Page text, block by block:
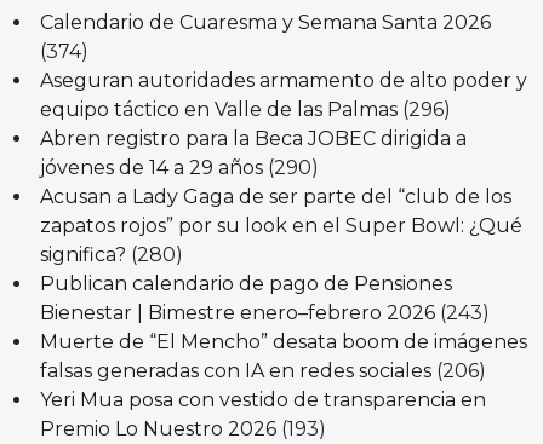
Calendario de Cuaresma y Semana Santa 2026
(374)
Aseguran autoridades armamento de alto poder y
equipo táctico en Valle de las Palmas (296)
Abren registro para la Beca JOBEC dirigida a
jóvenes de 14 a 29 años (290)
Acusan a Lady Gaga de ser parte del “club de los
zapatos rojos” por su look en el Super Bowl: ¿Qué
significa? (280)
Publican calendario de pago de Pensiones
Bienestar | Bimestre enero–febrero 2026 (243)
Muerte de “El Mencho” desata boom de imágenes
falsas generadas con IA en redes sociales (206)
Yeri Mua posa con vestido de transparencia en
Premio Lo Nuestro 2026 (193)